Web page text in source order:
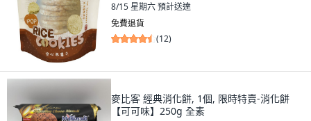
8/15 星期六預計送達
免費退貨
(12)
麥比客 經典消化餅, 1個, 限時特賣-消化餅
【可可味】250g 全素